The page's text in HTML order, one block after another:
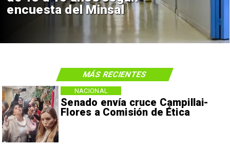
encuesta del Minsal
Senado envía cruce Campillai-
Flores a Comisión de Ética
NACIONAL
MÁS RECIENTES